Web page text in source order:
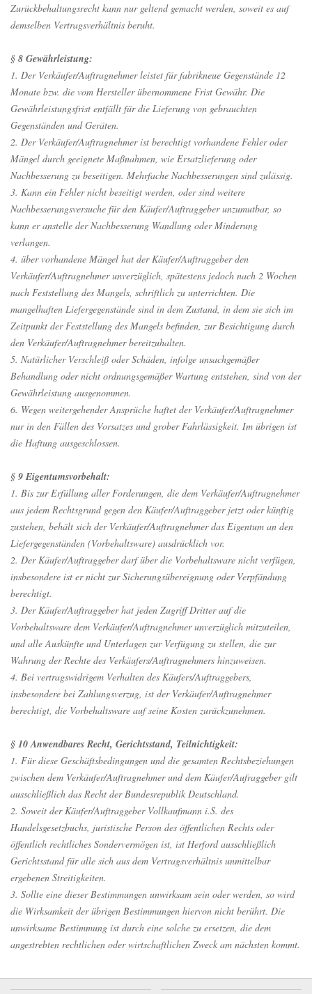
Zurückbehaltungsrecht kann nur geltend gemacht werden, soweit es auf
demselben Vertragsverhältnis beruht.
§ 8 Gewährleistung:
1. Der Verkäufer/Auftragnehmer leistet für fabrikneue Gegenstände 12
Monate bzw. die vom Hersteller übernommene Frist Gewähr. Die
Gewährleistungsfrist entfällt für die Lieferung von gebrauchten
Gegenständen und Geräten.
2. Der Verkäufer/Auftragnehmer ist berechtigt vorhandene Fehler oder
Mängel durch geeignete Maßnahmen, wie Ersatzlieferung oder
Nachbesserung zu beseitigen. Mehrfache Nachbesserungen sind zulässig.
3. Kann ein Fehler nicht beseitigt werden, oder sind weitere
Nachbesserungsversuche für den Käufer/Auftraggeber unzumutbar, so
kann er anstelle der Nachbesserung Wandlung oder Minderung
verlangen.
4. über vorhandene Mängel hat der Käufer/Auftraggeber den
Verkäufer/Auftragnehmer unverzüglich, spätestens jedoch nach 2 Wochen
nach Feststellung des Mangels, schriftlich zu unterrichten. Die
mangelhaften Liefergegenstände sind in dem Zustand, in dem sie sich im
Zeitpunkt der Feststellung des Mangels befinden, zur Besichtigung durch
den Verkäufer/Auftragnehmer bereitzuhalten.
5. Natürlicher Verschleiß oder Schäden, infolge unsachgemäßer
Behandlung oder nicht ordnungsgemäßer Wartung entstehen, sind von der
Gewährleistung ausgenommen.
6. Wegen weitergehender Ansprüche haftet der Verkäufer/Auftragnehmer
nur in den Fällen des Vorsatzes und grober Fahrlässigkeit. Im übrigen ist
die Haftung ausgeschlossen.
§ 9 Eigentumsvorbehalt:
1. Bis zur Erfüllung aller Forderungen, die dem Verkäufer/Auftragnehmer
aus jedem Rechtsgrund gegen den Käufer/Auftraggeber jetzt oder künftig
zustehen, behält sich der Verkäufer/Auftragnehmer das Eigentum an den
Liefergegenständen (Vorbehaltsware) ausdrücklich vor.
2. Der Käufer/Auftraggeber darf über die Vorbehaltsware nicht verfügen,
insbesondere ist er nicht zur Sicherungsübereignung oder Verpfändung
berechtigt.
3. Der Käufer/Auftraggeber hat jeden Zugriff Dritter auf die
Vorbehaltsware dem Verkäufer/Auftragnehmer unverzüglich mitzuteilen,
und alle Auskünfte und Unterlagen zur Verfügung zu stellen, die zur
Wahrung der Rechte des Verkäufers/Auftragnehmers hinzuweisen.
4. Bei vertragswidrigem Verhalten des Käufers/Auftraggebers,
insbesondere bei Zahlungsverzug, ist der Verkäufer/Auftragnehmer
berechtigt, die Vorbehaltsware auf seine Kosten zurückzunehmen.
§ 10 Anwendbares Recht, Gerichtsstand, Teilnichtigkeit:
1. Für diese Geschäftsbedingungen und die gesamten Rechtsbeziehungen
zwischen dem Verkäufer/Auftragnehmer und dem Käufer/Aufraggeber gilt
ausschließlich das Recht der Bundesrepublik Deutschland.
2. Soweit der Käufer/Auftraggeber Vollkaufmann i.S. des
Handelsgesetzbuchs, juristische Person des öffentlichen Rechts oder
öffentlich rechtliches Sondervermögen ist, ist Herford ausschließlich
Gerichtsstand für alle sich aus dem Vertragsverhältnis unmittelbar
ergebenen Streitigkeiten.
3. Sollte eine dieser Bestimmungen unwirksam sein oder werden, so wird
die Wirksamkeit der übrigen Bestimmungen hiervon nicht berührt. Die
unwirksame Bestimmung ist durch eine solche zu ersetzen, die dem
angestrebten rechtlichen oder wirtschaftlichen Zweck am nächsten kommt.